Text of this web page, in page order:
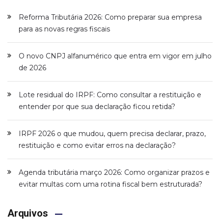
Reforma Tributária 2026: Como preparar sua empresa
para as novas regras fiscais
O novo CNPJ alfanumérico que entra em vigor em julho
de 2026
Lote residual do IRPF: Como consultar a restituição e
entender por que sua declaração ficou retida?
IRPF 2026 o que mudou, quem precisa declarar, prazo,
restituição e como evitar erros na declaração?
Agenda tributária março 2026: Como organizar prazos e
evitar multas com uma rotina fiscal bem estruturada?
Arquivos